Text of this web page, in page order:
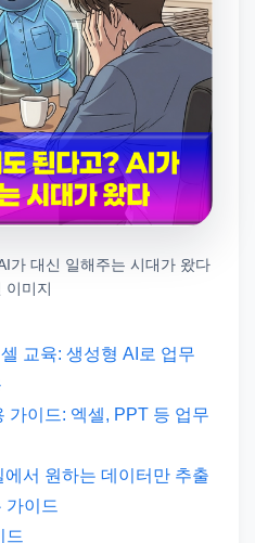
가 대신 일해주는 시대가 왔다
이미지
교육: 생성형 AI로 업무
가이드: 엑셀, PPT 등 업무
서 원하는 데이터만 추출
가이드
드